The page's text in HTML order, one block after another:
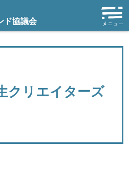
ド協議会
クリエイターズ